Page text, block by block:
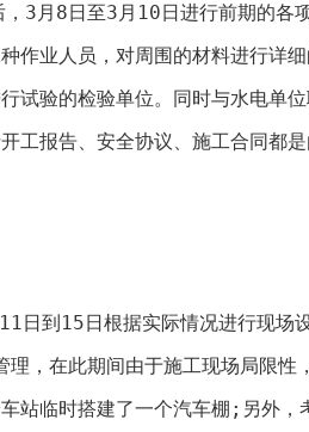
3月8日至3月10日进行前期的各
作业人员，对周围的材料进行详
试验的检验单位。同时与水电单
工报告、安全协议、施工合同都
日到15日根据实际情况进行现场
，在此期间由于施工现场局限性
站临时搭建了一个汽车棚;另外，